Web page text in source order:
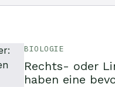
BIOLOGIE
Rechts- oder
haben eine